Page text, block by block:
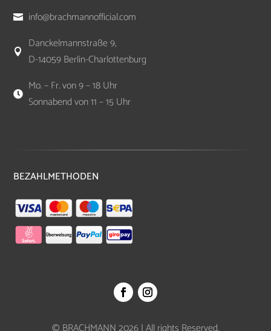
 info@brachmannofficial.com

Danckelmannstraße 9,
D-14059 Berlin-Charlottenburg

Mo. – Fr. von 9 – 18 Uhr
Sonnabend von 11 – 15 Uhr
BEZAHLMETHODEN